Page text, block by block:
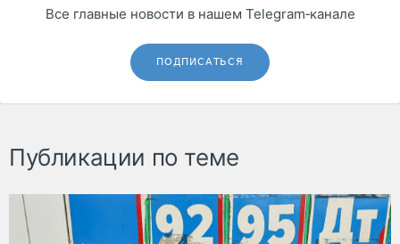
Все главные новости в нашем Telegram‑канале
ПОДПИСАТЬСЯ
Публикации по теме